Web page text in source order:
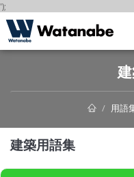
');
用語
建築用語集